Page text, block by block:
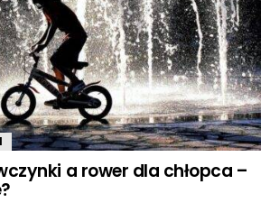
a rower dla chłopca –